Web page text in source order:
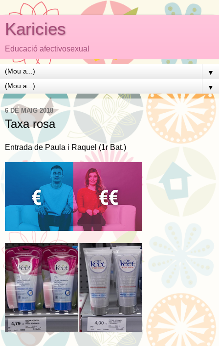
Karicies
Educació afectivosexual
▼
▼
6 DE MAIG 2018
Taxa rosa
Entrada de Paula i Raquel (1r Bat.)